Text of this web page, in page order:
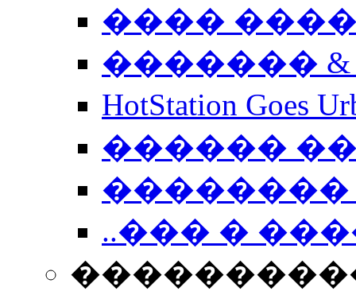
����
�������
HotStation
������
��������
..��� �
����������